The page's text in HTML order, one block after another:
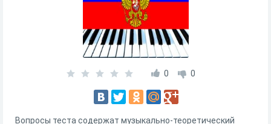
0 0
Вопросы теста содержат музыкально-теоретический